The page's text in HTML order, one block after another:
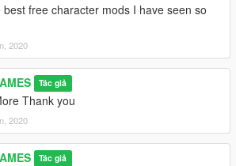
best free character mods I have seen so
2020
Tác giả
Thank you
2020
Tác giả